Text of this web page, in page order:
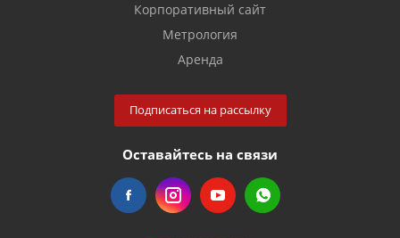
Корпоративный сайт
Метрология
Аренда
Подписаться на рассылку
Оставайтесь на связи